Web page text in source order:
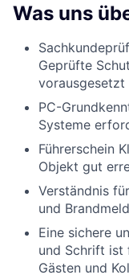
Was uns
Geprüfte
vorausgesetzt
PC-
Systeme
Führerschein
Objekt gut
Verständnis
und
Eine sichere
und Schrift ist
Gästen und